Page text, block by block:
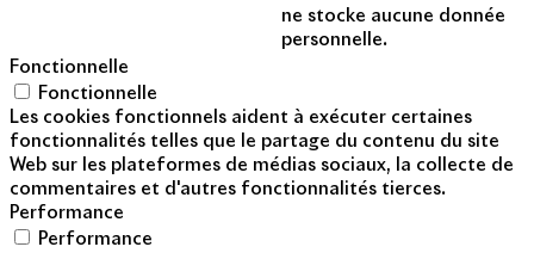
ne stocke aucune donnée
personnelle.
Fonctionnelle
Fonctionnelle
Les cookies fonctionnels aident à exécuter certaines
fonctionnalités telles que le partage du contenu du site
Web sur les plateformes de médias sociaux, la collecte de
commentaires et d'autres fonctionnalités tierces.
Performance
Performance